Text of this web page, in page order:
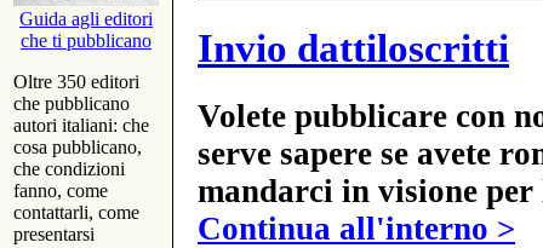
Guida agli editori
che ti pubblicano
Oltre 350 editori
che pubblicano
autori italiani: che
cosa pubblicano,
che condizioni
fanno, come
contattarli, come
presentarsi
Invio dattiloscritti
Volete pubblicare con
serve sapere se avete
mandarci in visione
Continua all'interno >